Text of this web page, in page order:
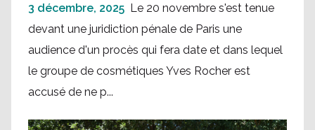
3 décembre, 2025 Le 20 novembre s'est tenue
devant une juridiction pénale de Paris une
audience d'un procès qui fera date et dans lequel
le groupe de cosmétiques Yves Rocher est
accusé de ne p...